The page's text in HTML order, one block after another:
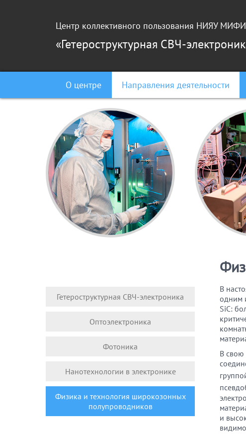
Центр коллективного пользования НИЯУ МИФИ
«Гетероструктурная СВЧ-
О центре Направления деятельности
Гетероструктурная СВЧ-электроника
Оптоэлектроника
Фотоника
Нанотехнологии в электронике
Физика и технология широкозонных
полупроводников
В
одним
SiC:
В свою
и